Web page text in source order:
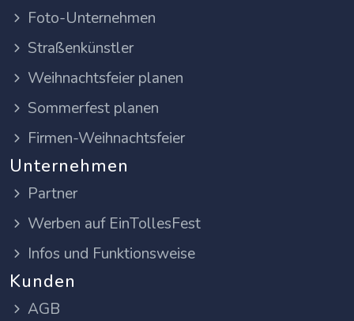
Foto-Unternehmen
Straßenkünstler
Weihnachtsfeier planen
Sommerfest planen
Firmen-Weihnachtsfeier
Unternehmen
Partner
Werben auf EinTollesFest
Infos und Funktionsweise
Kunden
AGB